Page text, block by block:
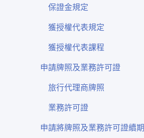
保證金規定
獲授權代表規定
獲授權代表課程
申請牌照及業務許可證
旅行代理商牌照
業務許可證
申請將牌照及業務許可證續期